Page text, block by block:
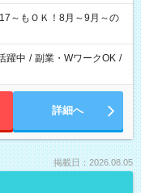
～もＯＫ！8月～9月～の
躍中 / 副業・WワークOK /
詳細へ
掲載日：2026.08.05